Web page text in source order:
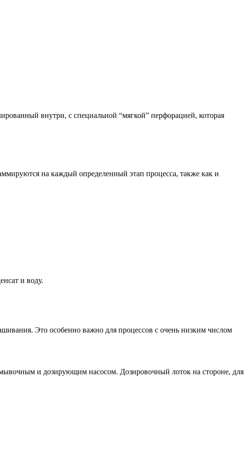
внутри, с специальной “мягкой” перфорацией, которая
на каждый определенный этап процесса, также как и
и воду.
Это особенно важно для процессов с очень низким числом
и дозирующим насосом. Дозировочный лоток на стороне, для